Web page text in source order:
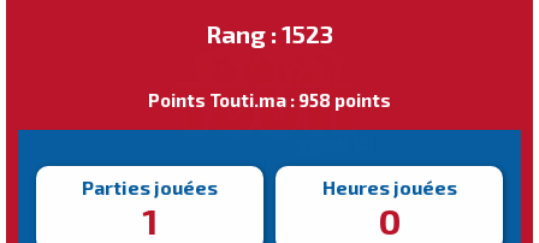
Rang : 1523
Points Touti.ma : 958 points
Parties jouées
1
Heures jouées
0